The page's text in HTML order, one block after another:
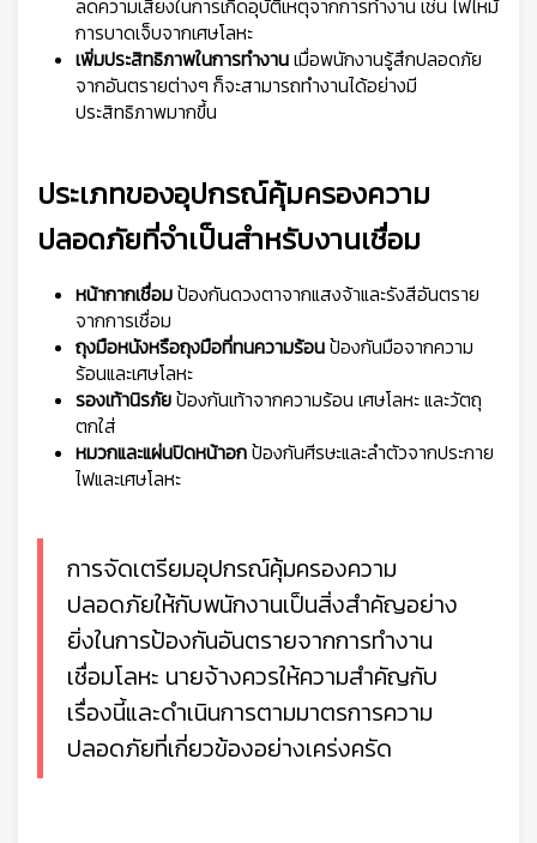
ลดความเสี่ยงในการเกิดอุบัติเหตุจากการทำงาน เช่น ไฟไหม้
การบาดเจ็บจากเศษโลหะ
เพิ่มประสิทธิภาพในการทำงานเมื่อพนักงานรู้สึกปลอดภัย
จากอันตรายต่างๆ ก็จะสามารถทำงานได้อย่างมี
ประสิทธิภาพมากขึ้น
ประเภทของอุปกรณ์คุ้มครองความ
ปลอดภัยที่จำเป็นสำหรับงานเชื่อม
หน้ากากเชื่อมป้องกันดวงตาจากแสงจ้าและรังสีอันตราย
จากการเชื่อม
ถุงมือหนังหรือถุงมือที่ทนความร้อนป้องกันมือจากความ
ร้อนและเศษโลหะ
รองเท้านิรภัยป้องกันเท้าจากความร้อน เศษโลหะ และวัตถุ
ตกใส่
หมวกและแผ่นปิดหน้าอกป้องกันศีรษะและลำตัวจากประกาย
ไฟและเศษโลหะ
การจัดเตรียมอุปกรณ์คุ้มครองความ
ปลอดภัยให้กับพนักงานเป็นสิ่งสำคัญอย่าง
ยิ่งในการป้องกันอันตรายจากการทำงาน
เชื่อมโลหะ นายจ้างควรให้ความสำคัญกับ
เรื่องนี้และดำเนินการตามมาตรการความ
ปลอดภัยที่เกี่ยวข้องอย่างเคร่งครัด